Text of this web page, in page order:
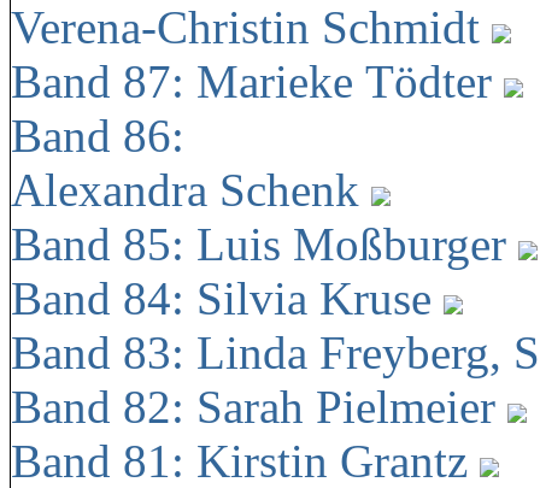
Verena-Christin Schmidt
Band 87: Marieke Tödter
Band 86:
Alexandra Schenk
Band 85: Luis Moßburger
Band 84: Silvia Kruse
Band 83: Linda Freyberg,
Band 82: Sarah Pielmeier
Band 81: Kirstin Grantz